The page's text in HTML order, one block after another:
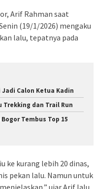
Arif Rahman saat
(19/1/2026) mengaku
lalu, tepatnya pada
Calon Ketua Kadin
Trekking dan Trail Run
Tembus Top 15
ke kurang lebih 20 dinas,
pekan lalu. Namun untuk
ujar Arif lalu